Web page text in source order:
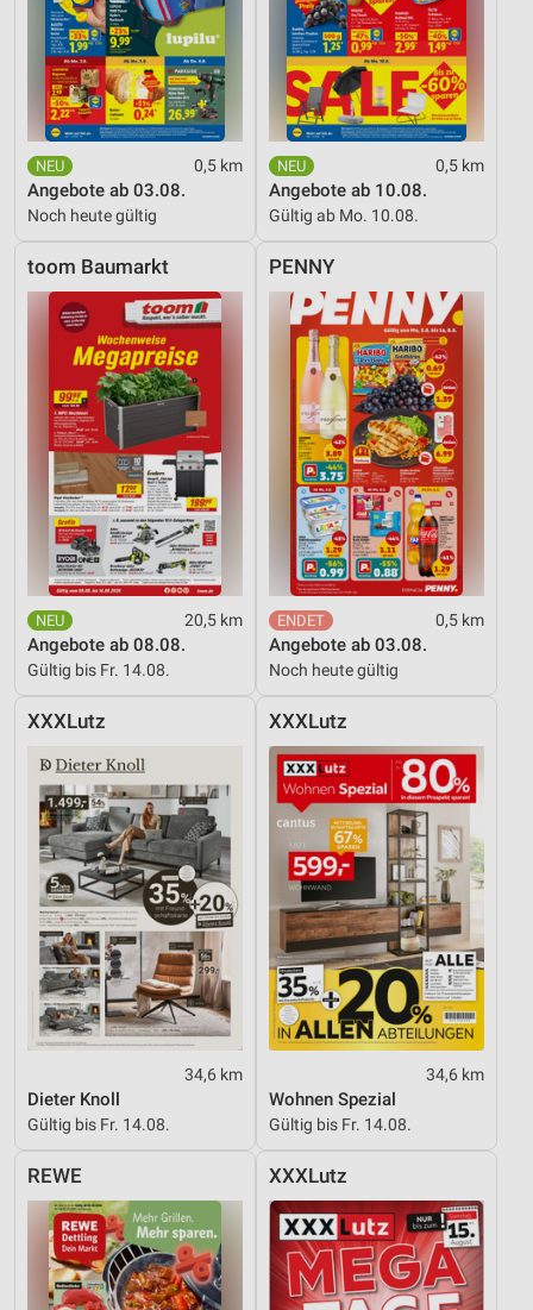
0,5 km
Angebote ab 03.08.
Noch heute gültig
0,5 km
Angebote ab 10.08.
Gültig ab Mo. 10.08.
toom Baumarkt
20,5 km
Angebote ab 08.08.
Gültig bis Fr. 14.08.
PENNY
0,5 km
Angebote ab 03.08.
Noch heute gültig
XXXLutz
34,6 km
Dieter Knoll
Gültig bis Fr. 14.08.
XXXLutz
34,6 km
Wohnen Spezial
Gültig bis Fr. 14.08.
REWE XXXLutz